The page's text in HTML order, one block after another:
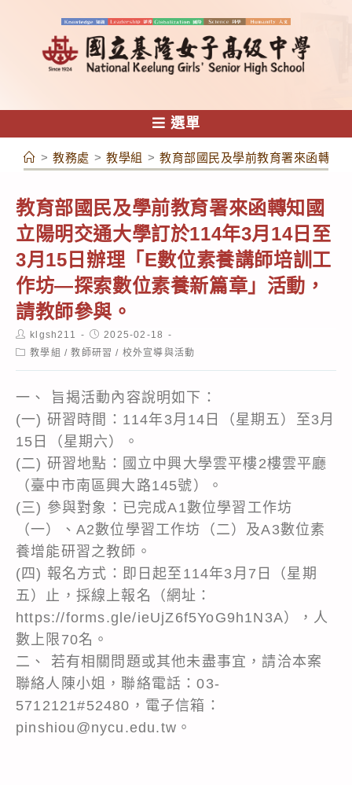
容
選單
> 教務處 > 教學組 > 教育部國民及學前教育署來函轉知
教育部國民及學前教育署來函轉知國
立陽明交通大學訂於114年3月14日至
3月15日辦理「E數位素養講師培訓工
作坊—探索數位素養新篇章」活動，
請教師參與。
Post
author:
klgsh211
Post
published:
2025-02-18
Post教學組 / 教師研習 / 校外宣導與活動
一、 旨揭活動內容說明如下：
(一) 研習時間：114年3月14日（星期五）至3月
15日（星期六）。
(二) 研習地點：國立中興大學雲平樓2樓雲平廳
（臺中市南區興大路145號）。
(三) 參與對象：已完成A1數位學習工作坊
（一）、A2數位學習工作坊（二）及A3數位素
養增能研習之教師。
(四) 報名方式：即日起至114年3月7日（星期
五）止，採線上報名（網址：
https://forms.gle/ieUjZ6f5YoG9h1N3A），人
數上限70名。
二、 若有相關問題或其他未盡事宜，請洽本案
聯絡人陳小姐，聯絡電話：03-
5712121#52480，電子信箱：
pinshiou@nycu.edu.tw。